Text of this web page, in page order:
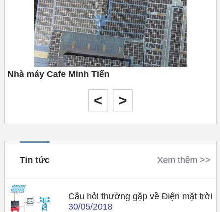
Nhà máy Cafe Minh Tiến
< >
Tin tức Xem thêm >>
Câu hỏi thường gặp về Điện mặt trời
30/05/2018